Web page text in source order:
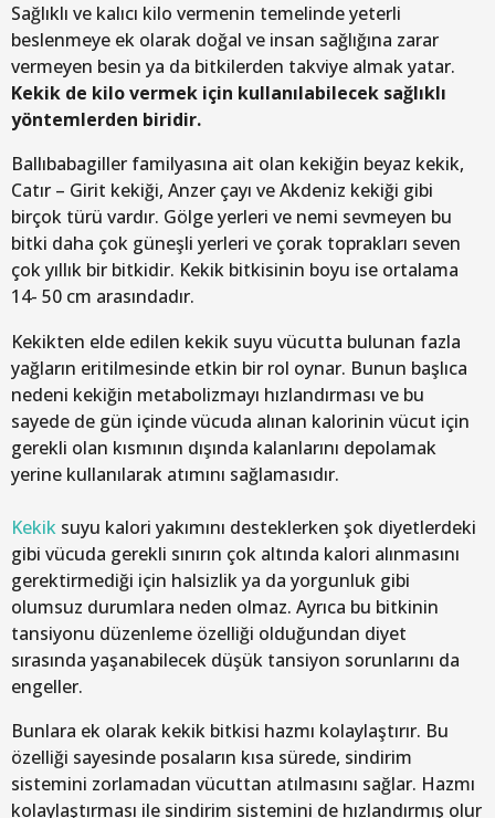
Sağlıklı ve kalıcı kilo vermenin temelinde yeterli
beslenmeye ek olarak doğal ve insan sağlığına zarar
vermeyen besin ya da bitkilerden takviye almak yatar.
Kekik de kilo vermek için kullanılabilecek sağlıklı
yöntemlerden biridir.
Ballıbabagiller familyasına ait olan kekiğin beyaz kekik,
Catır – Girit kekiği, Anzer çayı ve Akdeniz kekiği gibi
birçok türü vardır. Gölge yerleri ve nemi sevmeyen bu
bitki daha çok güneşli yerleri ve çorak toprakları seven
çok yıllık bir bitkidir. Kekik bitkisinin boyu ise ortalama
14- 50 cm arasındadır.
Kekikten elde edilen kekik suyu vücutta bulunan fazla
yağların eritilmesinde etkin bir rol oynar. Bunun başlıca
nedeni kekiğin metabolizmayı hızlandırması ve bu
sayede de gün içinde vücuda alınan kalorinin vücut için
gerekli olan kısmının dışında kalanlarını depolamak
yerine kullanılarak atımını sağlamasıdır.
Kekik suyu kalori yakımını desteklerken şok diyetlerdeki
gibi vücuda gerekli sınırın çok altında kalori alınmasını
gerektirmediği için halsizlik ya da yorgunluk gibi
olumsuz durumlara neden olmaz. Ayrıca bu bitkinin
tansiyonu düzenleme özelliği olduğundan diyet
sırasında yaşanabilecek düşük tansiyon sorunlarını da
engeller.
Bunlara ek olarak kekik bitkisi hazmı kolaylaştırır. Bu
özelliği sayesinde posaların kısa sürede, sindirim
sistemini zorlamadan vücuttan atılmasını sağlar. Hazmı
kolaylaştırması ile sindirim sistemini de hızlandırmış olur